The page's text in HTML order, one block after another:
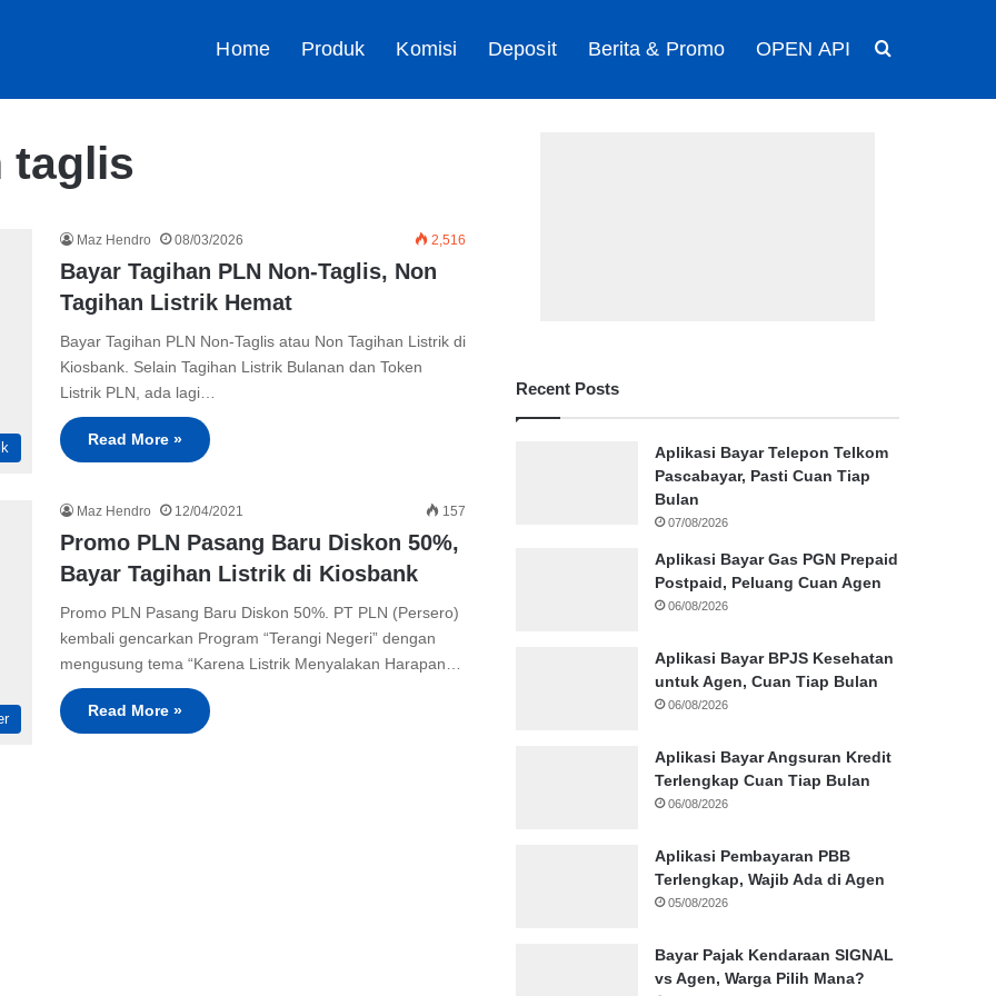
Home Produk Komisi Deposit Berita & Promo OPEN API
taglis
Maz Hendro 08/03/2026 2,516
Bayar Tagihan PLN Non-Taglis, Non
Tagihan Listrik Hemat
Bayar Tagihan PLN Non-Taglis atau Non Tagihan Listrik di
Kiosbank. Selain Tagihan Listrik Bulanan dan Token
Listrik PLN, ada lagi…
Read More »
Maz Hendro 12/04/2021 157
Promo PLN Pasang Baru Diskon 50%,
Bayar Tagihan Listrik di Kiosbank
Promo PLN Pasang Baru Diskon 50%. PT PLN (Persero)
kembali gencarkan Program “Terangi Negeri” dengan
mengusung tema “Karena Listrik Menyalakan Harapan…
Read More »
Recent Posts
Aplikasi Bayar Telepon Telkom
Pascabayar, Pasti Cuan Tiap
Bulan
07/08/2026
Aplikasi Bayar Gas PGN Prepaid
Postpaid, Peluang Cuan Agen
06/08/2026
Aplikasi Bayar BPJS Kesehatan
untuk Agen, Cuan Tiap Bulan
06/08/2026
Aplikasi Bayar Angsuran Kredit
Terlengkap Cuan Tiap Bulan
06/08/2026
Aplikasi Pembayaran PBB
Terlengkap, Wajib Ada di Agen
05/08/2026
Bayar Pajak Kendaraan SIGNAL
vs Agen, Warga Pilih Mana?